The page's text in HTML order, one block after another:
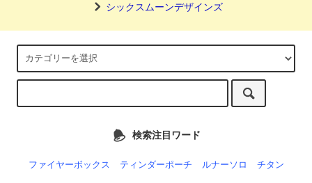
シックスムーンデザインズ
検索注目ワード
ファイヤーボックス ティンダーポーチ ルナーソロ チタン